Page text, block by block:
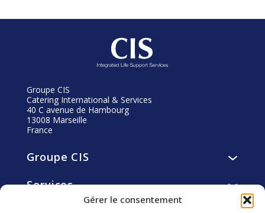
Gérer le consentement
Groupe CIS
Catering International & Services
40 C avenue de Hambourg
13008 Marseille
France
Groupe CIS
Vision, mission, valeurs
Services
Services de restauration